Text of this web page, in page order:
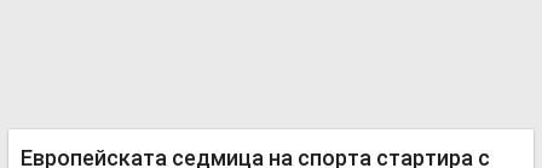
Европейската седмица на спорта стартира с